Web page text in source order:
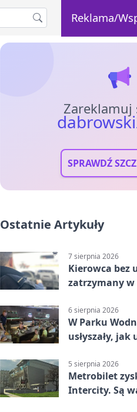
Reklama/
Zareklamuj
SPRAWDŹ
Ostatnie Artykuły
7 sierpnia 2026
Kierowca bez
zatrzymany w
6 sierpnia 2026
W Parku
usłyszały,
5 sierpnia 2026
Metrobilet
Intercity. Są